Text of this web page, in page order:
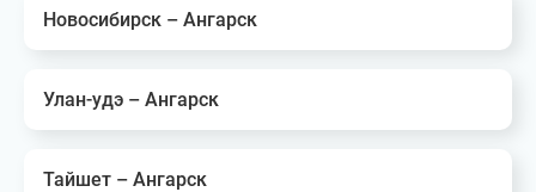
Новосибирск – Ангарск
Улан-удэ – Ангарск
Тайшет – Ангарск